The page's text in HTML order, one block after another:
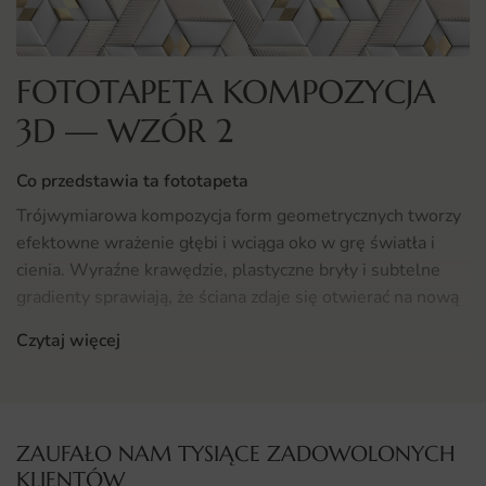
FOTOTAPETA KOMPOZYCJA
3D — WZÓR 2
Co przedstawia ta fototapeta
Trójwymiarowa kompozycja form geometrycznych tworzy
efektowne wrażenie głębi i wciąga oko w grę światła i
cienia. Wyraźne krawędzie, plastyczne bryły i subtelne
gradienty sprawiają, że ściana zdaje się otwierać na nową
Gdzie sprawdzi się fototapeta Kompozycja 3D
Czytaj więcej
ZAUFAŁO NAM TYSIĄCE ZADOWOLONYCH
KLIENTÓW